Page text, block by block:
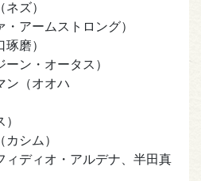
ズ）
アームストロング）
磨）
ン・オータス）
ン（オオハ
シム）
ィディオ・アルデナ、半田真